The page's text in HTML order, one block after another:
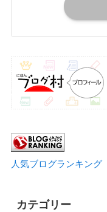
人気ブログランキング
カテゴリー